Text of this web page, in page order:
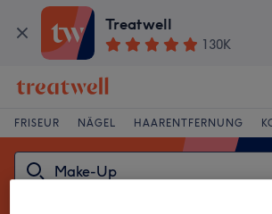
Treatwell
130K
FRISEUR NÄGEL HAARENTFERNUNG